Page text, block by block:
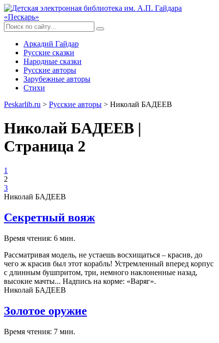
Аркадий Гайдар
Русские сказки
Народные сказки
Русские авторы
Зарубежные авторы
Стихи
Peskarlib.ru > Русские авторы > Николай БАДЕЕВ
Николай БАДЕЕВ |
Страница 2
1
2
3
Николай БАДЕЕВ
Секретный вояж
Время чтения: 6 мин.
Рассматривая модель, не устаешь восхищаться – красив, до
чего ж красив был этот корабль! Устремленный вперед корпус
с длинным бушпритом, три, немного наклоненные назад,
высокие мачты... Надпись на корме: «Варяг».
Николай БАДЕЕВ
Золотое оружие
Время чтения: 7 мин.